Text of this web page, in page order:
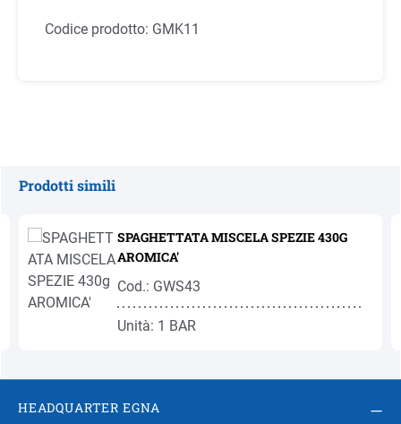
Codice prodotto: GMK11
Prodotti simili
SPAGHETTATA MISCELA SPEZIE 430G
AROMICA'
Cod.: GWS43
Unità: 1 BAR
HEADQUARTER EGNA